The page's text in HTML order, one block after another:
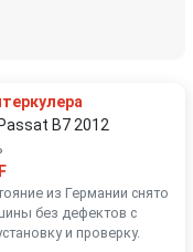
B7 2012
из Германии снято
без дефектов с
и проверку.